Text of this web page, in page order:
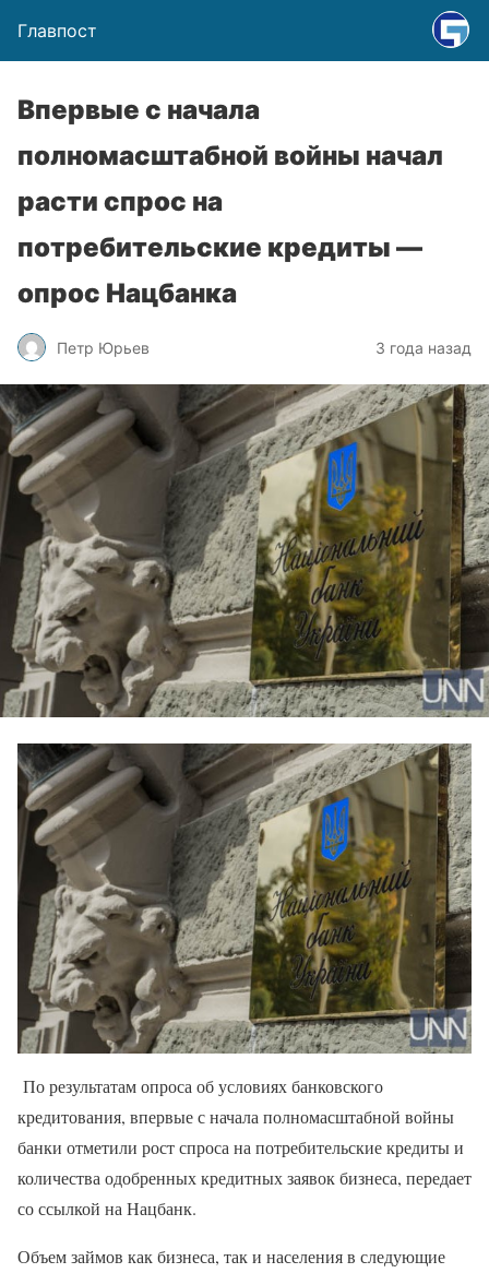
Главпост
Впервые с начала
полномасштабной войны начал
расти спрос на
потребительские кредиты —
опрос Нацбанка
Петр Юрьев 3 года назад
По результатам опроса об условиях банковского
кредитования, впервые с начала полномасштабной войны
банки отметили рост спроса на потребительские кредиты и
количества одобренных кредитных заявок бизнеса, передает
со ссылкой на Нацбанк.
Объем займов как бизнеса, так и населения в следующие